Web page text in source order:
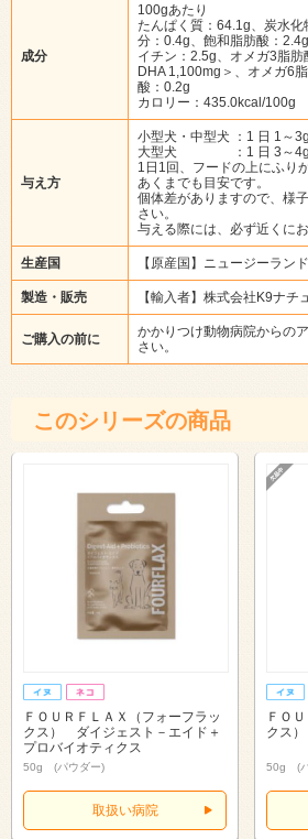
成分
100gあたり
たんぱく質：64.1g、炭水
分：0.4g、飽和脂肪酸：
イチン：2.5g、オメガ3脂肪
DHA 1,100mg＞、オメガ6
酸：0.2g
カロリー：435.0kcal/100g
与え方
小型犬・中型犬 ：1 日 1～3g
大型犬 ：1 日 3～4g
1日1回、フードの上にふり
あくまでも目安です。
個体差がありますので、様
さい。
与える際には、必ず近くに
生産国 【原産国】ニュージーランド
製造・販売 【輸入者】株式会社K9ナチ
ご購入の前に
かかりつけ動物病院からの
さい。
このシリーズの商品
ＦＯＵＲＦＬＡＸ（フォーフラッ
クス） ダイジェスト－エイド＋
プロバイオティクス
50g (パウダー)
取扱い病院
ＦＯ
クス
50g (